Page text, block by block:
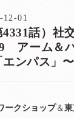
12-01
4331話）
アーム＆ハ
エンパス
ークショップ＆